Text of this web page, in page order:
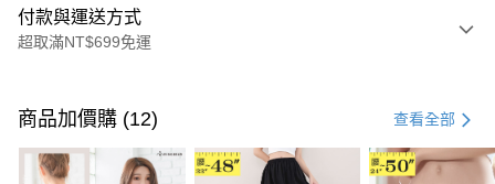
付款與運送方式
超取滿NT$699免運
信用卡一次付款
超商取貨付款
商品加價購 (12) 查看全部